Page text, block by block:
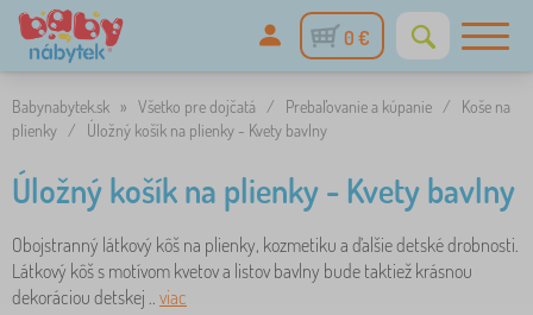
0 €
Babynabytek.sk » Všetko pre dojčatá / Prebaľovanie a kúpanie /
Koše na
plienky / Úložný košík na plienky - Kvety bavlny
Úložný košík na plienky - Kvety bavlny
Obojstranný látkový kôš na plienky, kozmetiku a ďalšie detské drobnosti.
Látkový kôš s motívom kvetov a listov bavlny bude taktiež krásnou
dekoráciou detskej .. viac